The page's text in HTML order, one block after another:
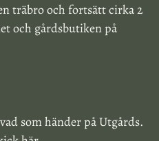
träbro och fortsätt cirka 2
och gårdsbutiken på
som händer på Utgårds.